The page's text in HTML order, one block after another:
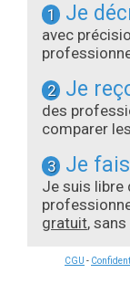
1 Je
avec
2 Je
des
comparer
3 Je
Je suis libre
gratuit, sans
CGU -